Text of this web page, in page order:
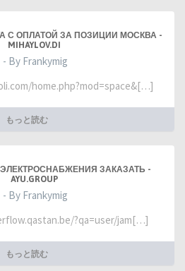
С ОПЛАТОЙ ЗА ПОЗИЦИИ МОСКВА -
MIHAYLOV.DI
- By Frankymig
home.php?mod=space&[…]
もっと読む
ЗАКАЗАТЬ -
AYU.GROUP
- By Frankymig
?qa=user/jam[…]
もっと読む